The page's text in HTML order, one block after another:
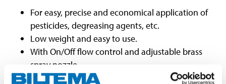
For easy, precise and economical application of
pesticides, degreasing agents, etc.
Low weight and easy to use.
With On/Off flow control and adjustable brass
spray nozzle.
Graded bottle.